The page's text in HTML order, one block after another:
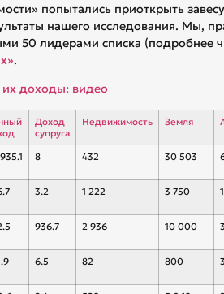
попытались приоткрыть
нашего исследования. Мы,
50 лидерами списка (подробнее
.
доходы: видео
Доход
супруга
Недвижимость Земля
8 432 30 503
3.2 1 222 3 750 1
936.7 2 936 10 000
6.5 82 800